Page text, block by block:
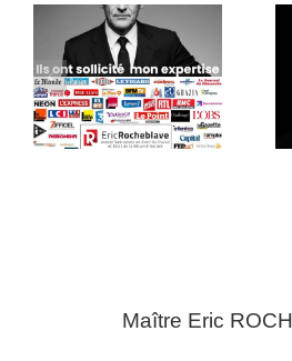
Maître Eric